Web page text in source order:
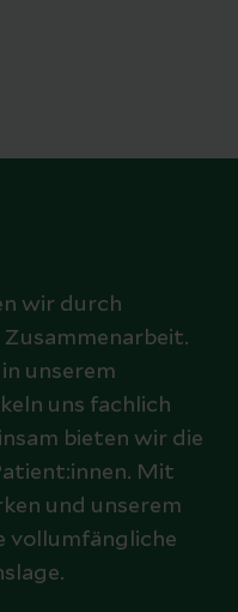
wir durch
unserem
uns fachlich
bieten wir die
Mit
und unserem
vollumfängliche